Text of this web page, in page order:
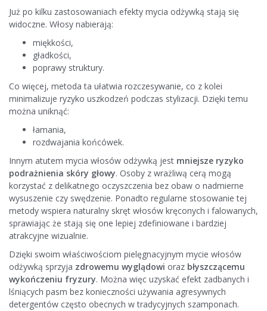
Już po kilku zastosowaniach efekty mycia odżywką stają się
widoczne. Włosy nabierają:
miękkości,
gładkości,
poprawy struktury.
Co więcej, metoda ta ułatwia rozczesywanie, co z kolei
minimalizuje ryzyko uszkodzeń podczas stylizacji. Dzięki temu
można uniknąć:
łamania,
rozdwajania końcówek.
Innym atutem mycia włosów odżywką jest mniejsze ryzyko
podrażnienia skóry głowy. Osoby z wrażliwą cerą mogą
korzystać z delikatnego oczyszczenia bez obaw o nadmierne
wysuszenie czy swędzenie. Ponadto regularne stosowanie tej
metody wspiera naturalny skręt włosów kręconych i falowanych,
sprawiając że stają się one lepiej zdefiniowane i bardziej
atrakcyjne wizualnie.
Dzięki swoim właściwościom pielęgnacyjnym mycie włosów
odżywką sprzyja zdrowemu wyglądowi oraz błyszczącemu
wykończeniu fryzury. Można więc uzyskać efekt zadbanych i
lśniących pasm bez konieczności używania agresywnych
detergentów często obecnych w tradycyjnych szamponach.